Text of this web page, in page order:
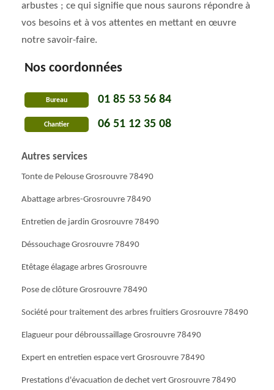
arbustes ; ce qui signifie que nous saurons répondre à
vos besoins et à vos attentes en mettant en œuvre
notre savoir-faire.
Nos coordonnées
Bureau 01 85 53 56 84
Chantier 06 51 12 35 08
Autres services
Tonte de Pelouse Grosrouvre 78490
Abattage arbres-Grosrouvre 78490
Entretien de jardin Grosrouvre 78490
Déssouchage Grosrouvre 78490
Etêtage élagage arbres Grosrouvre
Pose de clôture Grosrouvre 78490
Société pour traitement des arbres fruitiers Grosrouvre 78490
Elagueur pour débroussaillage Grosrouvre 78490
Expert en entretien espace vert Grosrouvre 78490
Prestations d'évacuation de dechet vert Grosrouvre 78490